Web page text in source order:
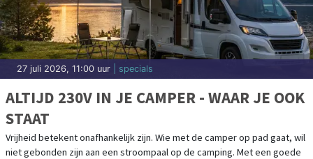
27 juli 2026, 11:00 uur | specials
ALTIJD 230V IN JE CAMPER - WAAR JE OOK
STAAT
Vrijheid betekent onafhankelijk zijn. Wie met de camper op pad gaat, wil
niet gebonden zijn aan een stroompaal op de camping. Met een goede